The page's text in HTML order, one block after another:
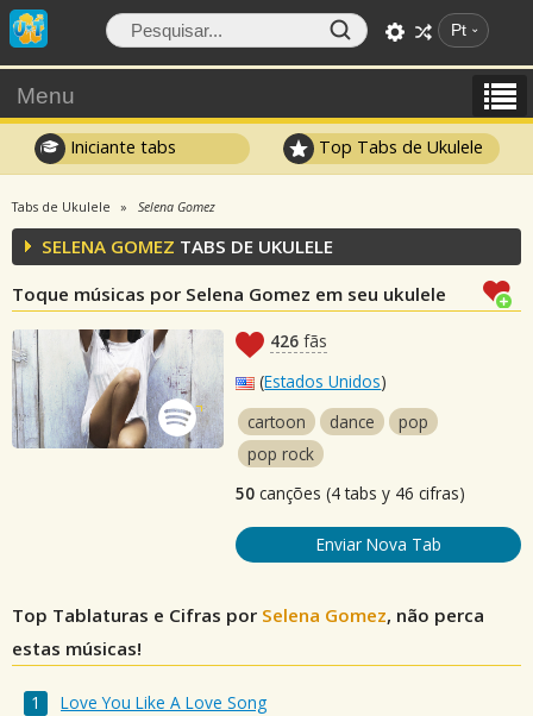
Pt
Menu
Iniciante tabs Top Tabs de Ukulele
Tabs de Ukulele Selena Gomez
SELENA GOMEZ TABS DE UKULELE
Toque músicas por Selena Gomez em seu ukulele
426 fãs
(Estados Unidos)
cartoon
dance
pop
pop rock
50 canções (4 tabs y 46 cifras)
Enviar Nova Tab
Top Tablaturas e Cifras por Selena Gomez, não perca
estas músicas!
Love You Like A Love Song